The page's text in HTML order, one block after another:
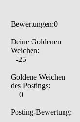
Bewertungen:0
Deine Goldenen
Weichen:
-25
Goldene Weichen
des Postings:
0
Posting-Bewertung: